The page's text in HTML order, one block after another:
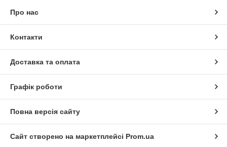
Про нас
Контакти
Доставка та оплата
Графік роботи
Повна версія сайту
Сайт створено на маркетплейсі Prom.ua